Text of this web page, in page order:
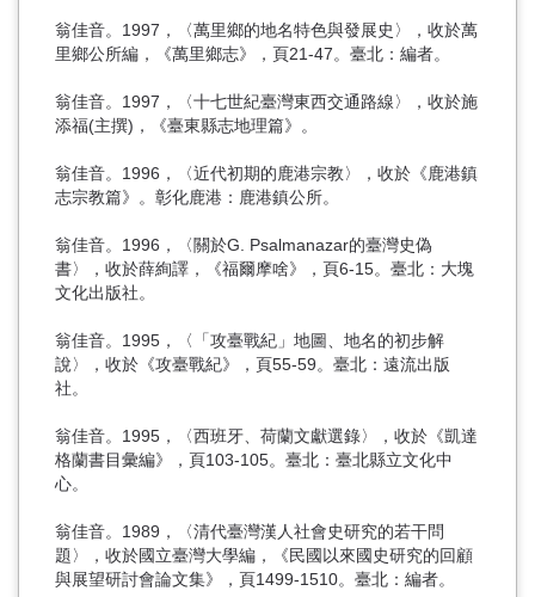
翁佳音。1997，〈萬里鄉的地名特色與發展史〉，收於萬
里鄉公所編，《萬里鄉志》，頁21-47。臺北：編者。
翁佳音。1997，〈十七世紀臺灣東西交通路線〉，收於施
添福(主撰)，《臺東縣志地理篇》。
翁佳音。1996，〈近代初期的鹿港宗教〉，收於《鹿港鎮
志宗教篇》。彰化鹿港：鹿港鎮公所。
翁佳音。1996，〈關於G. Psalmanazar的臺灣史偽
書〉，收於薛絢譯，《福爾摩啥》，頁6-15。臺北：大塊
文化出版社。
翁佳音。1995，〈「攻臺戰紀」地圖、地名的初步解
說〉，收於《攻臺戰紀》，頁55-59。臺北：遠流出版
社。
翁佳音。1995，〈西班牙、荷蘭文獻選錄〉，收於《凱達
格蘭書目彙編》，頁103-105。臺北：臺北縣立文化中
心。
翁佳音。1989，〈清代臺灣漢人社會史研究的若干問
題〉，收於國立臺灣大學編，《民國以來國史研究的回顧
與展望研討會論文集》，頁1499-1510。臺北：編者。